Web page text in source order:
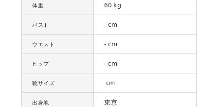
体重 60 kg
バスト - cm
ウエスト - cm
ヒップ - cm
靴サイズ cm
出身地 東京